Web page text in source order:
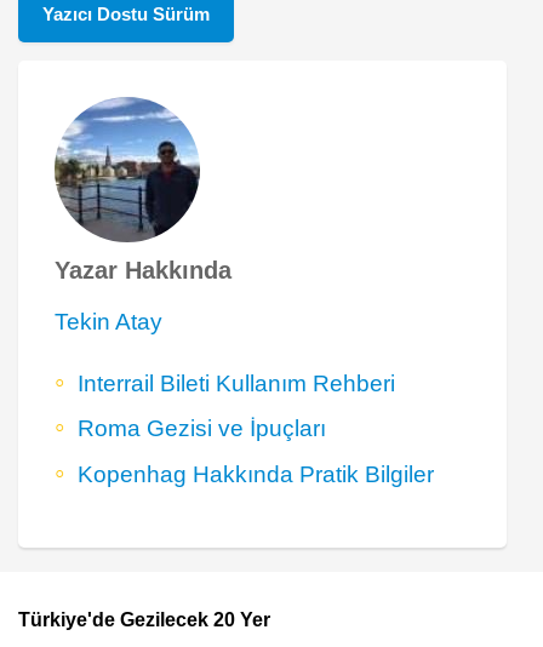
Yazıcı Dostu Sürüm
Yazar Hakkında
Tekin Atay
Interrail Bileti Kullanım Rehberi
Roma Gezisi ve İpuçları
Kopenhag Hakkında Pratik Bilgiler
Türkiye'de Gezilecek 20 Yer